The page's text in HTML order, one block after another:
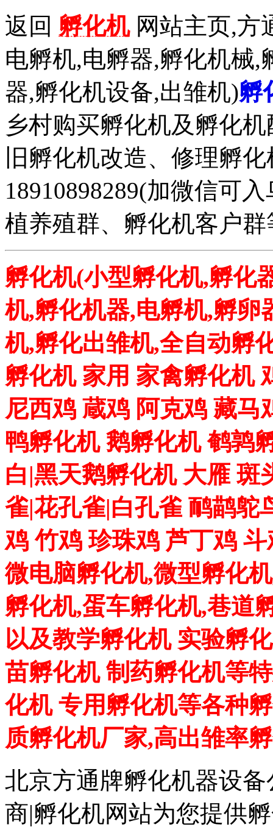
返回 孵化机网站主页,方
电孵机,电孵器,孵化机械,
器,孵化机设备,出雏机)孵
乡村购买孵化机及孵化
旧孵化机改造、修理孵
18910898289(加微信可
植养殖群、孵化机客户
孵化机(小型孵化机,孵化
机,孵化机器,电孵机,孵卵
机,孵化出雏机,全自动孵
孵化机 家用 家禽孵化机
尼西鸡 蔵鸡 阿克鸡 藏马
鸭孵化机 鹅孵化机 鹌鹑
白|黑天鹅孵化机 大雁 斑
雀|花孔雀|白孔雀 鸸鹋鸵
鸡 竹鸡 珍珠鸡 芦丁鸡
微电脑孵化机,微型孵化
孵化机,蛋车孵化机,巷道
以及教学孵化机 实验孵
苗孵化机 制药孵化机等
化机 专用孵化机等各种
质孵化机厂家,高出雏率
北京方通牌孵化机器设
商|孵化机网站为您提供